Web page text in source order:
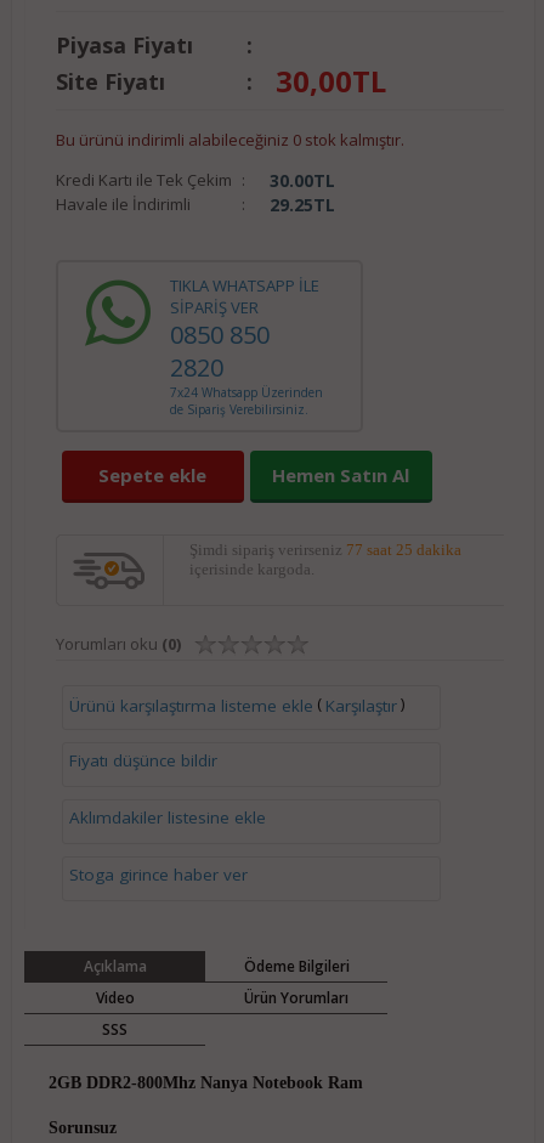
Piyasa Fiyatı
:
Site Fiyatı
: 30,00TL
Bu ürünü indirimli alabileceğiniz 0 stok kalmıştır.
Kredi Kartı ile Tek Çekim : 30.00TL
Havale ile İndirimli : 29.25TL
TIKLA WHATSAPP İLE
SİPARİŞ VER
0850 850
2820
7x24 Whatsapp Üzerinden
de Sipariş Verebilirsiniz.
Sepete ekle Hemen Satın Al
Şimdi sipariş verirseniz 77 saat 25 dakika
içerisinde kargoda.
Yorumları oku (0)
Ürünü karşılaştırma listeme ekle ( Karşılaştır)
Fiyatı düşünce bildir
Aklımdakiler listesine ekle
Stoga girince haber ver
Açıklama
Ödeme Bilgileri
Video
Ürün Yorumları
SSS
2GB DDR2-800Mhz Nanya Notebook Ram
Sorunsuz